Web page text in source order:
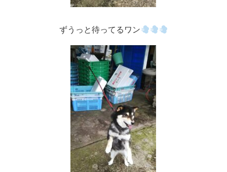
ずうっと待ってるワン